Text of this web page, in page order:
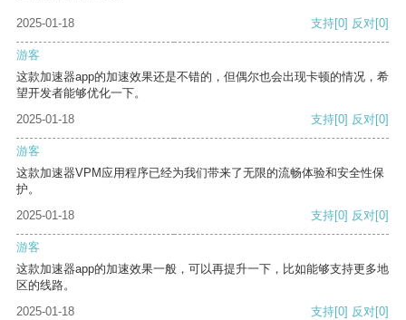
2025-01-18 支持[0] 反对[0]
游客
这款加速器app的加速效果还是不错的，但偶尔也会出现卡顿的情况，希
望开发者能够优化一下。
2025-01-18
支持[0] 反对[0]
游客
这款加速器VPM应用程序已经为我们带来了无限的流畅体验和安全性保
护。
2025-01-18
支持[0] 反对[0]
游客
这款加速器app的加速效果一般，可以再提升一下，比如能够支持更多地
区的线路。
2025-01-18
支持[0] 反对[0]